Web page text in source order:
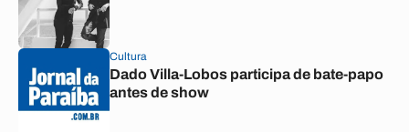
Cultura
Dado Villa-Lobos participa de bate-papo
antes de show